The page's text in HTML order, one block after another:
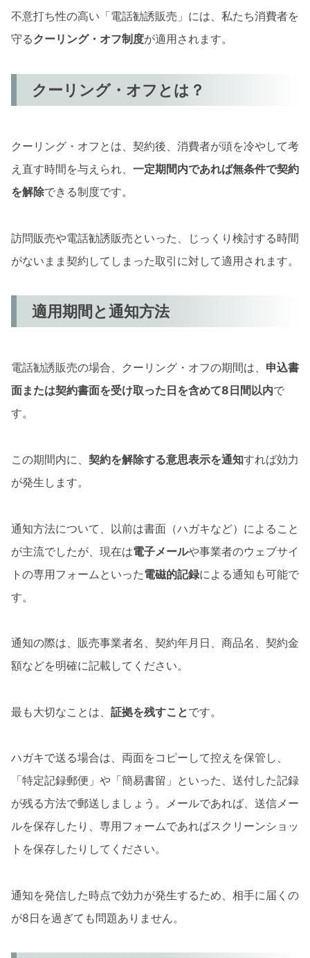
不意打ち性の高い「電話勧誘販売」には、私たち消費者を
守るクーリング・オフ制度が適用されます。
クーリング・オフとは？
クーリング・オフとは、契約後、消費者が頭を冷やして考
え直す時間を与えられ、 一定期間内であれば無条件で契約
を解除できる制度です。
訪問販売や電話勧誘販売といった、じっくり検討する時間
がないまま契約してしまった取引に対して適用されます。
適用期間と通知方法
電話勧誘販売の場合、クーリング・オフの期間は、 申込書
面または契約書面を受け取った日を含めて8日間以内で
す。
この期間内に、 契約を解除する意思表示を通知すれば効力
が発生します。
通知方法について、以前は書面（ハガキなど）によること
が主流でしたが、現在は電子メールや事業者のウェブサイ
トの専用フォームといった電磁的記録による通知も可能で
す。
通知の際は、販売事業者名、契約年月日、商品名、契約金
額などを明確に記載してください。
最も大切なことは、 証拠を残すことです。
ハガキで送る場合は、両面をコピーして控えを保管し、
「特定記録郵便」や「簡易書留」といった、送付した記録
が残る方法で郵送しましょう。メールであれば、送信メー
ルを保存したり、専用フォームであればスクリーンショッ
トを保存したりしてください。
通知を発信した時点で効力が発生するため、相手に届くの
が8日を過ぎても問題ありません。